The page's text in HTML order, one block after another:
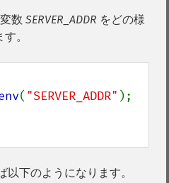
数 SERVER_ADDR をどの様
。
( "SERVER_ADDR" );
下のようになります。